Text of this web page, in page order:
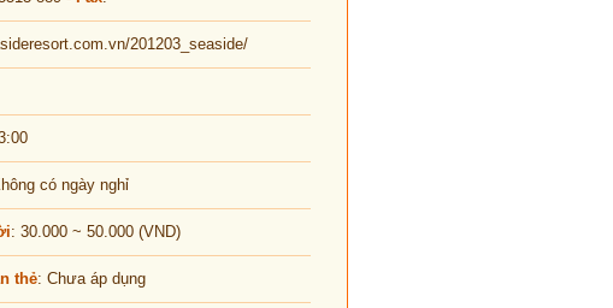
201203_seaside/
có ngày nghỉ
: 30.000 ~ 50.000 (VND)
thẻ: Chưa áp dụng